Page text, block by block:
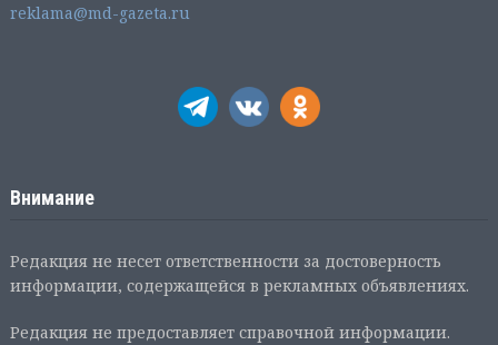
reklama@md-gazeta.ru
Внимание
Редакция не несет ответственности за достоверность
информации, содержащейся в рекламных объявлениях.
Редакция не предоставляет справочной информации.